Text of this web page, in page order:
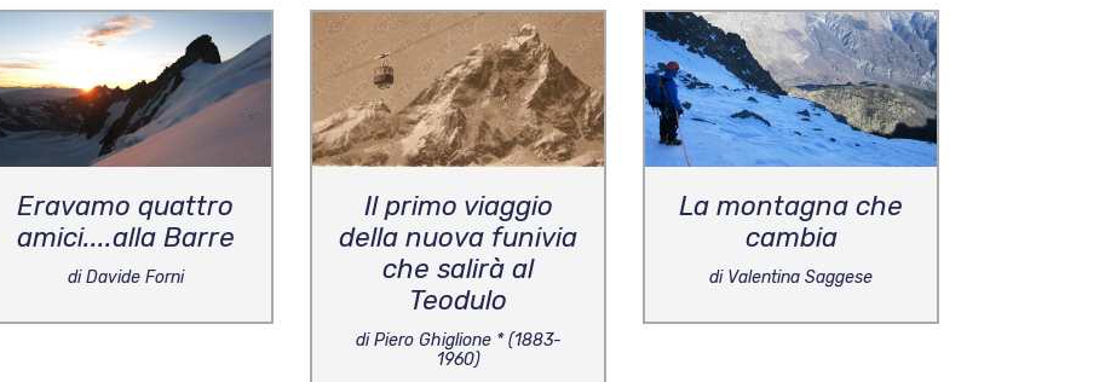
Eravamo quattro
amici....alla Barre
di Davide Forni
Il primo viaggio
della nuova funivia
che salirà al
Teodulo
di Piero Ghiglione * (1883-
1960)
La montagna che
cambia
di Valentina Saggese